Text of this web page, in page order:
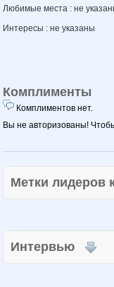
Любимые места : не
Интересы : не указаны
Комплименты
Комплиментов нет.
Вы не авторизованы!
Метки
Интервью